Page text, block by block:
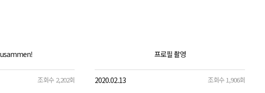
조회수 2,202회
프로필 촬영
2020.02.13 조회수 1,906회